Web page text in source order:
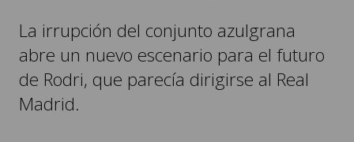
La irrupción del conjunto azulgrana
abre un nuevo escenario para el futuro
de Rodri, que parecía dirigirse al Real
Madrid.